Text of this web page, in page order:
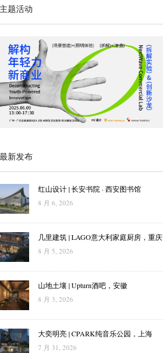
题活动
新发布
红山设计 | 长安书院 · 西安图书馆
8 月 6, 2026
几里建筑 | LAGO意大利家庭厨房，重庆
8 月 5, 2026
山地土壤 | Upturn酒吧，安徽
8 月 3, 2026
大奕明亮 | CPARK纯音乐公园，上海
7 月 31, 2026